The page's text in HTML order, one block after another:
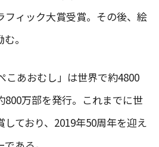
フィック大賞受賞。その後、絵
。
こあおむし」は世界で約4800
800万部を発行。これまでに世
ており、2019年50周年を迎え